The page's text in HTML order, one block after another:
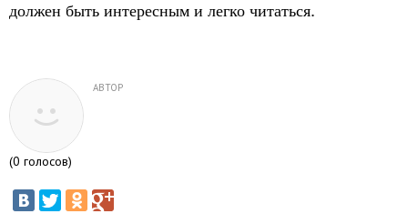
должен быть интересным и легко читаться.
АВТОР
(0 голосов)